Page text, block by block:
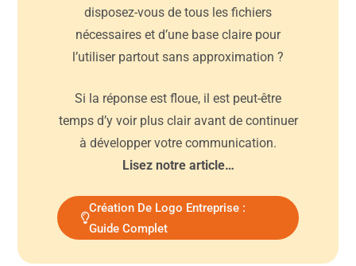
disposez-vous de tous les fichiers
nécessaires et d’une base claire pour
l’utiliser partout sans approximation ?
Si la réponse est floue, il est peut-être
temps d’y voir plus clair avant de continuer
à développer votre communication.
Lisez notre article…
Création De Logo Entreprise :
Guide Complet